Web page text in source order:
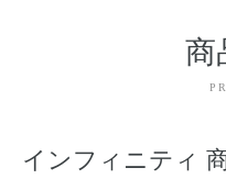
商
インフィニティ